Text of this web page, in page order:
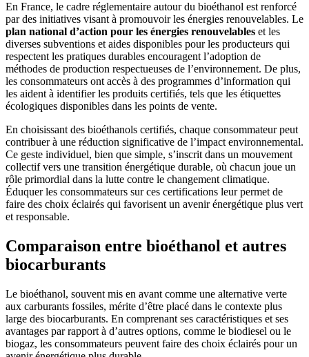
En France, le cadre réglementaire autour du bioéthanol est renforcé
par des initiatives visant à promouvoir les énergies renouvelables. Le
plan national d’action pour les énergies renouvelables et les
diverses subventions et aides disponibles pour les producteurs qui
respectent les pratiques durables encouragent l’adoption de
méthodes de production respectueuses de l’environnement. De plus,
les consommateurs ont accès à des programmes d’information qui
les aident à identifier les produits certifiés, tels que les étiquettes
écologiques disponibles dans les points de vente.
En choisissant des bioéthanols certifiés, chaque consommateur peut
contribuer à une réduction significative de l’impact environnemental.
Ce geste individuel, bien que simple, s’inscrit dans un mouvement
collectif vers une transition énergétique durable, où chacun joue un
rôle primordial dans la lutte contre le changement climatique.
Éduquer les consommateurs sur ces certifications leur permet de
faire des choix éclairés qui favorisent un avenir énergétique plus vert
et responsable.
Comparaison entre bioéthanol et autres
biocarburants
Le bioéthanol, souvent mis en avant comme une alternative verte
aux carburants fossiles, mérite d’être placé dans le contexte plus
large des biocarburants. En comprenant ses caractéristiques et ses
avantages par rapport à d’autres options, comme le biodiesel ou le
biogaz, les consommateurs peuvent faire des choix éclairés pour un